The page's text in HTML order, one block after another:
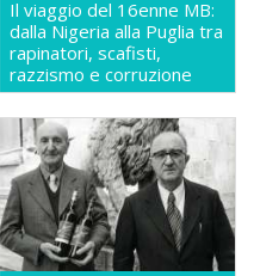
Il viaggio del 16enne MB:
dalla Nigeria alla Puglia tra
rapinatori, scafisti,
razzismo e corruzione